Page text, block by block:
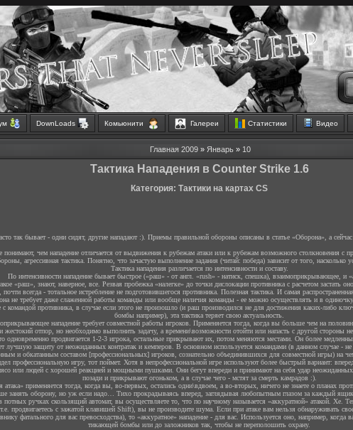
DownLoads Комьюнити Галереи Статистики Видео
Главная 2009 » Январь » 10
Тактика Нападения в Counter Strike 1.6
Категория: Тактики на картах CS
так бывает - одни сидят, другие нападают :). Приемы правильной обороны описаны в статье «Оборона», а
понимают, чем нападение отличается от выдвижения к рубежам атаки или к рубежам возможного столкновения с
агрессивная тактика. Понятно, что зачастую выполнение задания (читай: победа) зависит от того, насколько
Тактика нападения различается по интенсивности и составу.
По интенсивности нападение бывает быстрое («раш» - от англ. «rush» - натиск, спешка), взаимоприкрывающее, и
«раш», знают, наверное, все. Резвая пробежка «налегке» до точки дислокации противника с расчетом застать
почти всегда - тотальное истребление не подготовившегося противника. Полезная тактика. И самая
не требует даже слаженной работы команды или вообще наличия команды - ее можно осуществлять и в
с командой противника, в случае если этого не произошло (и раш производился не для достижения каких-либо
бомбы например), эта тактика теряет свою актуальность.
нападение требует совместной работы игроков. Применяется тогда, когда вы больше чем на
жестокий отпор, но необходимо выполнить задачу, а времени\возможности отойти или напасть с другой стороны
одновременно продвигается 1-2-3 игрока, остальные прикрывают их, потом меняются местами. Он более
лучшую защиту от неожиданных контратак и кемперов. В основном используется командами (в данном случае -
и обкатанным составом [профессиональных] игроков, сознательно объединившихся для совместной игры) на
профессиональную игру, тот поймет. Хотя в непрофессиональной игре используют более быстрый вариант:
или людей с хорошей реакцией и мощными пушками. Они бегут впереди и принимают на себя удар неожиданных
позади и прикрывают огоньком, а в случае чего - мстят за смерть камрадов :).
атака» применяется тогда, когда вы, во-первых, остались одни\вдвоем, а во-вторых, ничего не знаете о планах
занять оборону, но уж если надо… Тихо прокрадываясь вперед, заглядывая любопытным глазом за каждый
потных ручках скользящий автомат, вы осуществляете то, что по научному называется «аккуратной» атакой. Хе.
продвигаетесь с зажатой клавишей Shift), вы не производите шума. Если при атаке вам нельзя обнаруживать
фатального для вас превосходства), то «аккуратное» нападение - для вас. Используется оно, например, когда
тикающей бомбы или до заложников так, чтобы не переполошить охрану.